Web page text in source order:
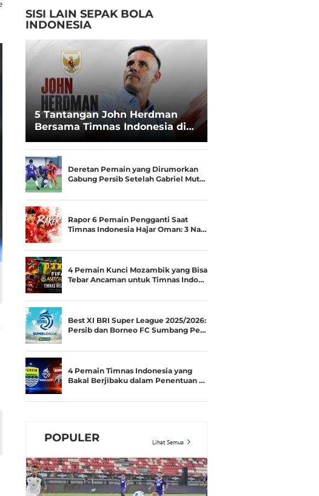
SISI LAIN SEPAK BOLA
INDONESIA
5 Tantangan John Herdman
Bersama Timnas Indonesia di
Spesialis Runner-up Menjadi
Juara
Deretan Pemain yang Dirumorkan
Gabung Persib Setelah Gabriel Mut…
Rapor 6 Pemain Pengganti Saat
Timnas Indonesia Hajar Oman: 3 Na…
4 Pemain Kunci Mozambik yang Bisa
Tebar Ancaman untuk Timnas Indo…
Best XI BRI Super League 2025/2026:
Persib dan Borneo FC Sumbang Pe…
4 Pemain Timnas Indonesia yang
Bakal Berjibaku dalam Penentuan …
POPULER Lihat Semua